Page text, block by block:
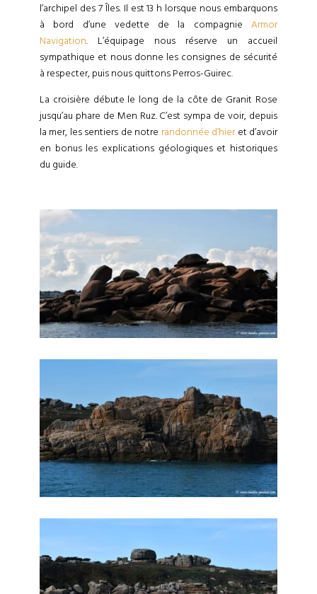
l’archipel des 7 Îles. Il est 13 h lorsque nous embarquons
à bord d’une vedette de la compagnie Armor
Navigation. L’équipage nous réserve un accueil
sympathique et nous donne les consignes de sécurité
à respecter, puis nous quittons Perros-Guirec.
La croisière débute le long de la côte de Granit Rose
jusqu’au phare de Men Ruz. C’est sympa de voir, depuis
la mer, les sentiers de notre randonnée d’hieret d’avoir
en bonus les explications géologiques et historiques
du guide.